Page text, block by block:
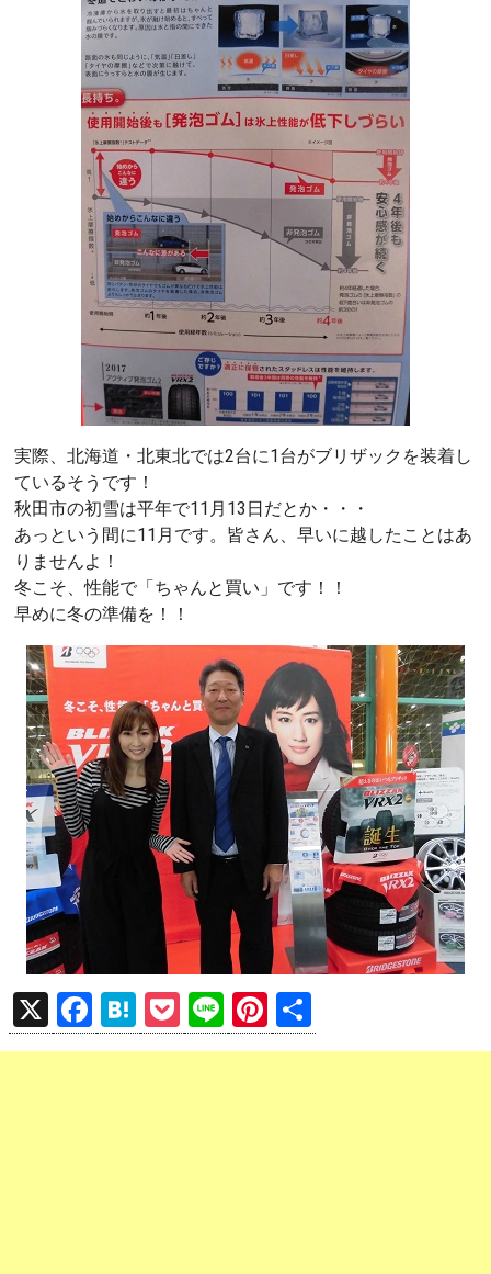
実際、北海道・北東北では2台に1台がブリザックを装着し
ているそうです！
秋田市の初雪は平年で11月13日だとか・・・
あっという間に11月です。皆さん、早いに越したことはあ
りませんよ！
冬こそ、性能で「ちゃんと買い」です！！
早めに冬の準備を！！
X
F
a
H
at
P
o
Li
n
Pi
nt 有